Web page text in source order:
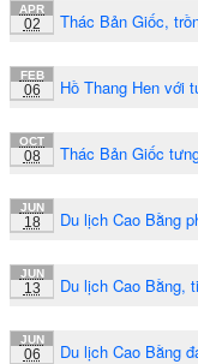
APR
02 Thác Bản Giốc,
FEB
06 Hồ Thang Hen với
OCT
08 Thác Bản Giốc
JUN
18 Du lịch Cao Bằng
JUN
13 Du lịch Cao Bằng,
JUN
06 Du lịch Cao Bằng